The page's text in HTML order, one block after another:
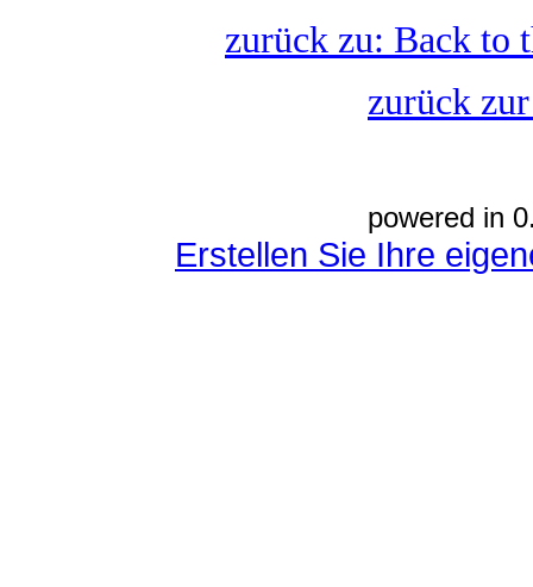
zurück zu: Back to
zurück
powered in
Erstellen Sie Ihre